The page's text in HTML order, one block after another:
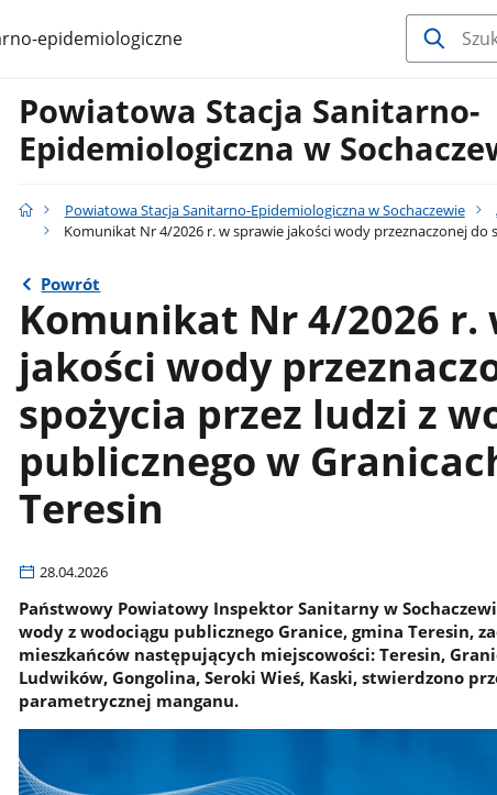
epidemiologiczne
Powiatowa Stacja Sanitarno-
Epidemiologiczna w
Powiatowa Stacja Sanitarno-Epidemiologiczna w Sochaczewie
Komunikat Nr 4/2026 r. w sprawie jakości wody przeznaczonej
Powrót
Komunikat Nr 4/2026 r.
jakości wody
spożycia przez ludzi z
publicznego w
Teresin
28.04.2026
Państwowy Powiatowy Inspektor Sanitarny w
wody z wodociągu publicznego Granice, gmina Teresin,
mieszkańców następujących miejscowości: Teresin,
Ludwików, Gongolina, Seroki Wieś, Kaski, stwierdzono
parametrycznej manganu.